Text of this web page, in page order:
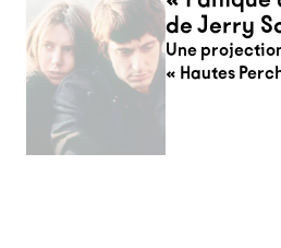
de Jerry
Une
« Hautes